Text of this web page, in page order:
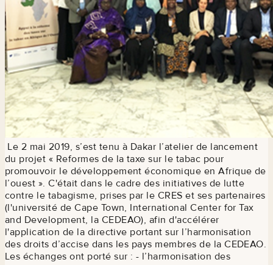
Le 2 mai 2019, s’est tenu à Dakar l’atelier de lancement
du projet « Reformes de la taxe sur le tabac pour
promouvoir le développement économique en Afrique de
l’ouest ». C'était dans le cadre des initiatives de lutte
contre le tabagisme, prises par le CRES et ses partenaires
(l'université de Cape Town, International Center for Tax
and Development, la CEDEAO), afin d'accélérer
l'application de la directive portant sur l’harmonisation
des droits d’accise dans les pays membres de la CEDEAO.
Les échanges ont porté sur : - l’harmonisation des